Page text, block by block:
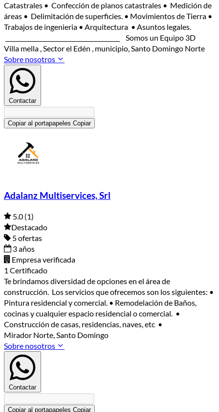
Catastrales • Confección de planos catastrales • Medición de
áreas • Delimitación de superficies. • Movimientos de Tierra •
Trabajos de ingenieria • Arquitectura • Asuntos legales.
_______________________________________ Somos un Equipo 3D
Villa mella , Sector el Edén , municipio, Santo Domingo Norte
Sobre nosotros
Contactar
Copiar al portapapeles Copiar
Adalanz Multiservices, Srl
5.0 (1)
Destacado
5 ofertas
3 años
Empresa verificada
1 Certificado
Te brindamos diversidad de opciones en el área de
construcción. Los servicios que ofrecemos son los siguientes: •
Pintura residencial y comercial. • Remodelación de Baños,
cocinas y cualquier espacio residencial o comercial. •
Construcción de casas, residencias, naves, etc •
Mirador Norte, Santo Domingo
Sobre nosotros
Contactar
Copiar al portapapeles Copiar